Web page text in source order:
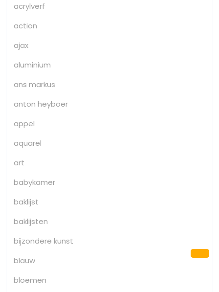
acrylverf
action
ajax
aluminium
ans markus
anton heyboer
appel
aquarel
art
babykamer
baklijst
baklijsten
bijzondere kunst
blauw
bloemen